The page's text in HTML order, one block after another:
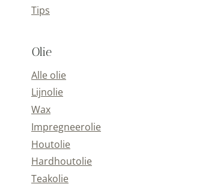
Tips
Olie
Alle olie
Lijnolie
Wax
Impregneerolie
Houtolie
Hardhoutolie
Teakolie